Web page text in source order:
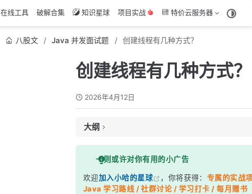
在线工具 破解合集 知识星球 项目实战 特价云服务器
八股文 Java 并发面试题 创建线程有几种方式？
创建线程有几种方式？
2026年4月12日
大纲
面试考察点
核心答案
深度解析
一则或许对你有用的小广告
欢迎加入小哈的星球 ，你将获得： 专属的实战
Java 学习路线 / 社群讨论 / 学习打卡 / 每月赠书